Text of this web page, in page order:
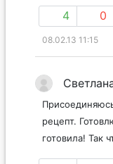
4 0
08.02.13 11:15
рецепт.
готовила! Так